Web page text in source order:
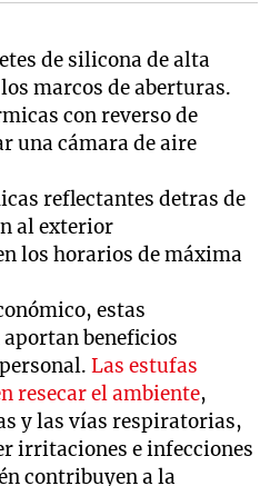
de silicona de alta
marcos de aberturas.
con reverso de
una cámara de aire
reflectantes detras de
al exterior
los horarios de máxima
estas
beneficios
Las estufas
resecar el ambiente,
y las vías respiratorias,
irritaciones e infecciones
contribuyen a la